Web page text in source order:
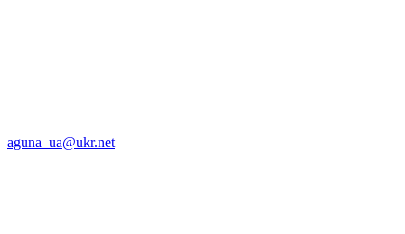
aguna_ua@ukr.net